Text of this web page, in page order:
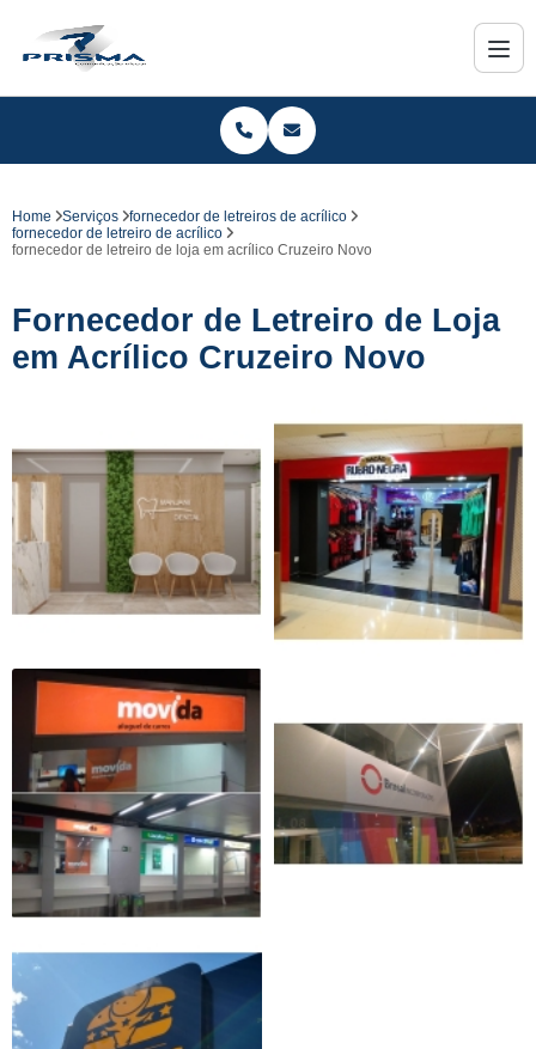
Home Serviços
fornecedor de letreiros de acrílico
fornecedor de letreiro de acrílico
fornecedor de letreiro de loja em acrílico Cruzeiro Novo
Fornecedor de Letreiro de Loja
em Acrílico Cruzeiro Novo